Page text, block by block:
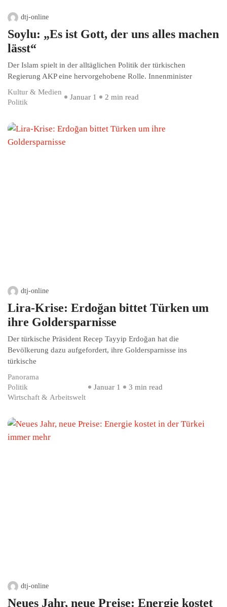
dtj-online
Soylu: „Es ist Gott, der uns alles machen
lässt“
Der Islam spielt in der alltäglichen Politik der türkischen
Regierung AKP eine hervorgehobene Rolle. Innenminister
Kultur & Medien
Politik
Januar 1 2 min read
dtj-online
Lira-Krise: Erdoğan bittet Türken um
ihre Goldersparnisse
Der türkische Präsident Recep Tayyip Erdoğan hat die
Bevölkerung dazu aufgefordert, ihre Goldersparnisse ins
türkische
Panorama
Politik
Wirtschaft & Arbeitswelt
Januar 1 3 min read
dtj-online
Neues Jahr, neue Preise: Energie kostet